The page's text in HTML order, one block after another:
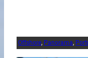
Offshore, Panorama,